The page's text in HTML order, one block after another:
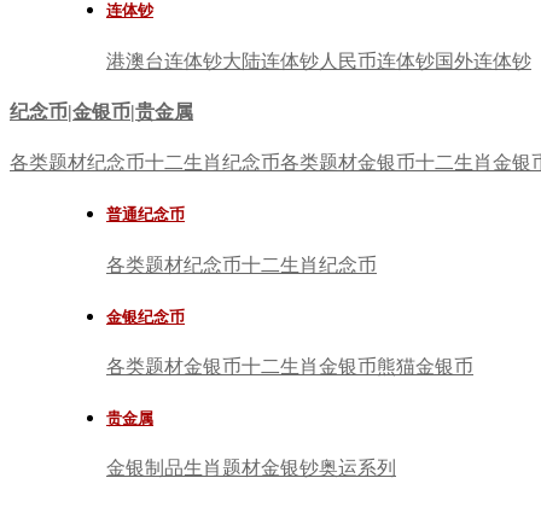
连体钞
港澳台连体钞大陆连体钞 人民币连体钞国外连体钞
纪念币|金银币|贵金属
各类题材纪念币十二生肖纪念币各类题材金银币十二生肖金银
普通纪念币
各类题材纪念币十二生肖纪念币
金银纪念币
各类题材金银币十二生肖金银币熊猫金银币
贵金属
金银制品生肖题材金银钞奥运系列